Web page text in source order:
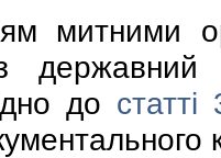
до статтi